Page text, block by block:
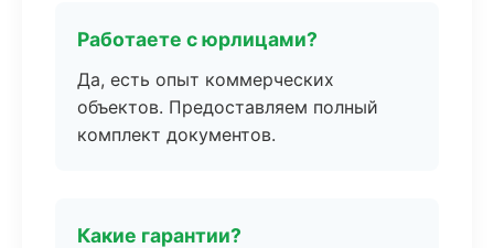
Работаете с юрлицами?
Да, есть опыт коммерческих
объектов. Предоставляем полный
комплект документов.
Какие гарантии?